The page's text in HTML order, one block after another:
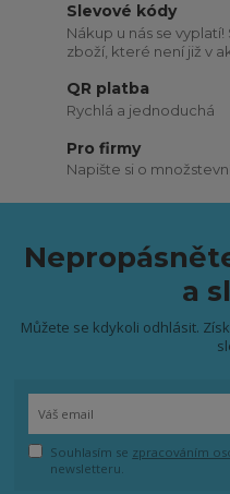
Slevové kódy
Nákup u nás se
zboží, které není již v
QR platba
Rychlá a jednoduchá
Pro firmy
Napište si o
a
Můžete se kdykoli odhlásit.
Souhlasím se zpracováním
newsletteru.